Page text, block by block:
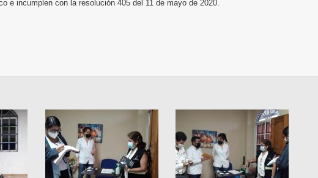
e incumplen con la resolución 405 del 11 de mayo de 2020.